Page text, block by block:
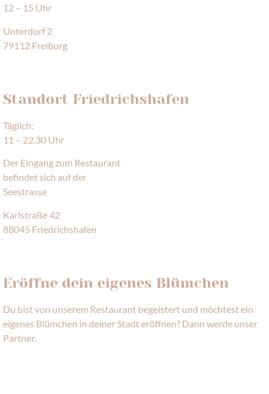
12 – 15 Uhr
Unterdorf 2
79112 Freiburg
Standort Friedrichshafen
Täglich:
11 – 22.30 Uhr
Der Eingang zum Restaurant
befindet sich auf der
Seestrasse
Karlstraße 42
88045 Friedrichshafen
Eröffne dein eigenes Blümchen
Du bist von unserem Restaurant begeistert und möchtest ein
eigenes Blümchen in deiner Stadt eröffnen? Dann werde unser
Partner.